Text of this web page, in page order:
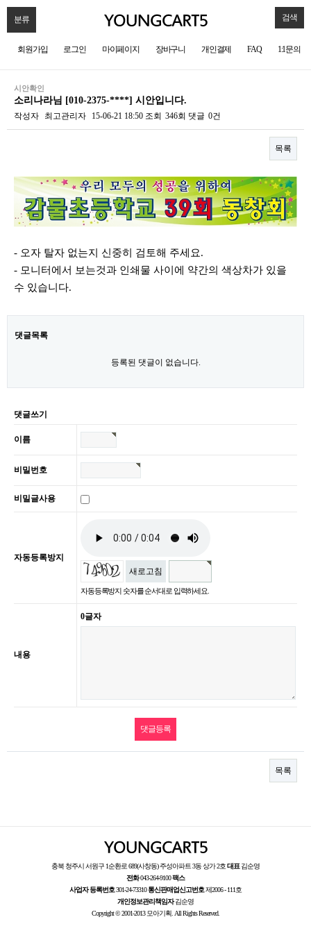
분류 검색
회원가입 로그인 마이페이지 장바구니 개인결제 FAQ 1:1문의
시안확인
소리나라님 [010-2375-****] 시안입니다.
작성자 최고관리자 15-06-21 18:50 조회 346회 댓글 0건
목록
본문
- 오자 탈자 없는지 신중히 검토해 주세요.
- 모니터에서 보는것과 인쇄물 사이에 약간의 색상차가 있을
수 있습니다.
댓글목록
등록된 댓글이 없습니다.
댓글쓰기
이름
비밀번호
비밀글사용
자동등록방지
새로고침
자동등록방지 숫자를 순서대로 입력하세요.
내용
0글자
목록
충북 청주시 서원구 1순환로 689(사창동) 주성아파트 3동 상가 2호대표 김순영
전화043-264-9100팩스
사업자 등록번호301-24-73310통신판매업신고번호제2006 - 111호
개인정보관리책임자김순영
Copyright © 2001-2013 모아기획. All Rights Reserved.